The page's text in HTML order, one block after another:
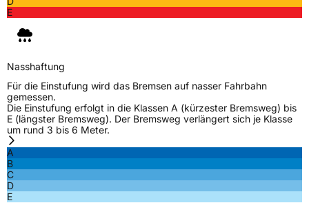
E
Nasshaftung
Für die Einstufung wird das Bremsen auf nasser Fahrbahn
gemessen.
Die Einstufung erfolgt in die Klassen A (kürzester Bremsweg) bis
E (längster Bremsweg). Der Bremsweg verlängert sich je Klasse
um rund 3 bis 6 Meter.
A
B
C
D
E